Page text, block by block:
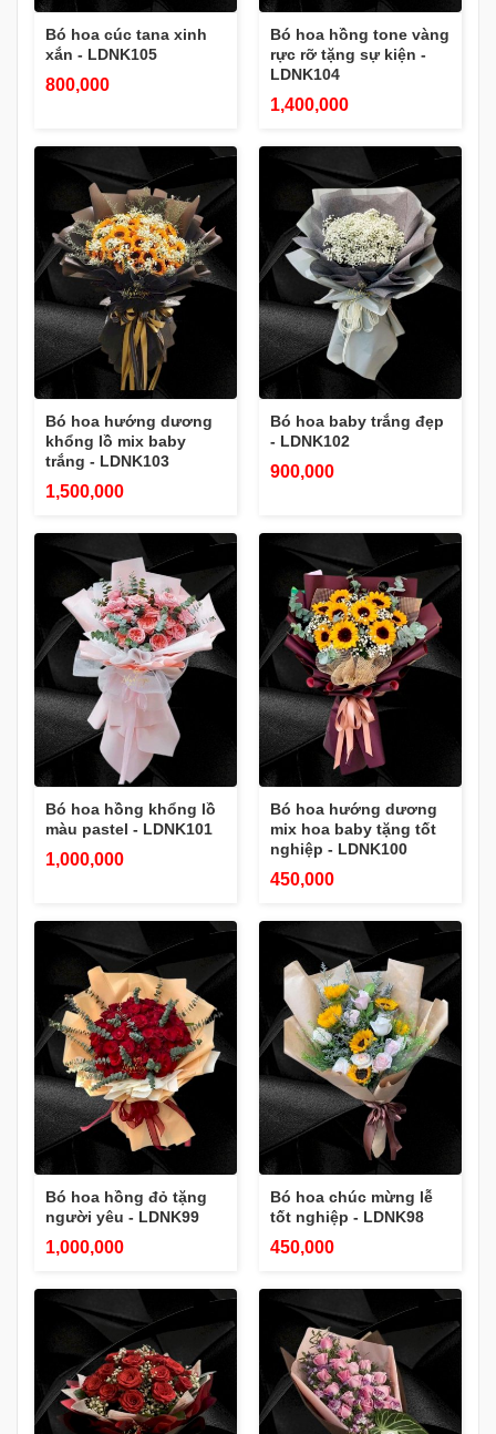
Bó hoa cúc tana xinh
xắn - LDNK105
800,000
Bó hoa hồng tone vàng
rực rỡ tặng sự kiện -
LDNK104
1,400,000
Bó hoa hướng dương
khổng lồ mix baby
trắng - LDNK103
1,500,000
Bó hoa baby trắng đẹp
- LDNK102
900,000
Bó hoa hồng khổng lồ
màu pastel - LDNK101
1,000,000
Bó hoa hướng dương
mix hoa baby tặng tốt
nghiệp - LDNK100
450,000
Bó hoa hồng đỏ tặng
người yêu - LDNK99
1,000,000
Bó hoa chúc mừng lễ
tốt nghiệp - LDNK98
450,000